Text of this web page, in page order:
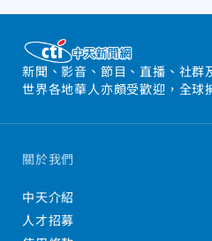
新聞、影音、節目、直播、社群
世界各地華人亦頗受歡迎，全球
關於我們
中天介紹
人才招募